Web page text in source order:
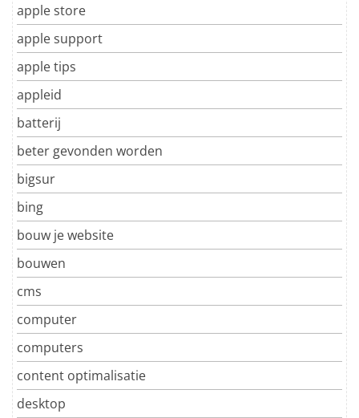
apple store
apple support
apple tips
appleid
batterij
beter gevonden worden
bigsur
bing
bouw je website
bouwen
cms
computer
computers
content optimalisatie
desktop